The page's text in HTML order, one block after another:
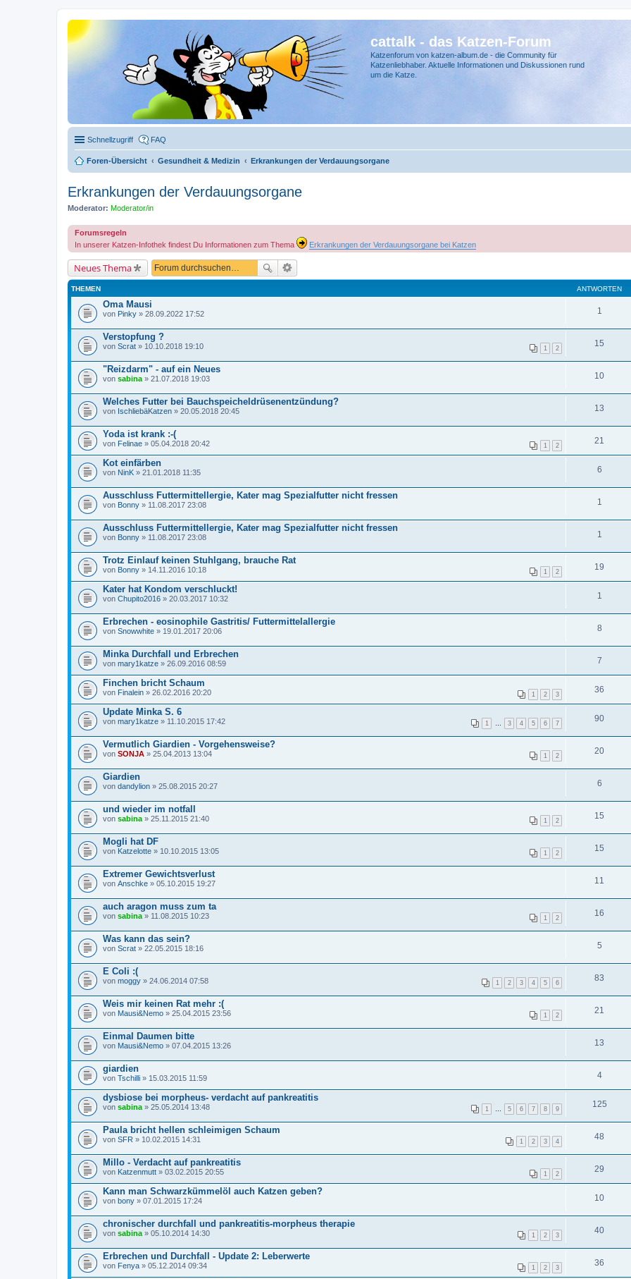
cattalk - das Katzen-Forum
Katzenforum von katzen-album.de - die Community für
Katzenliebhaber. Aktuelle Informationen und Diskussionen rund
um die Katze.
Schnellzugriff FAQ
Foren-Übersicht Gesundheit & Medizin Erkrankungen der Verdauungsorgane
Erkrankungen der Verdauungsorgane
Moderator: Moderator/in
Forumsregeln
In unserer Katzen-Infothek findest Du Informationen zum Thema
Erkrankungen der Verdauungsorgane bei Katzen
Neues Thema
THEMEN ANTWORTEN
Oma Mausi
von Pinky » 28.09.2022 17:52 1
Verstopfung ?
1 2
von Scrat » 10.10.2018 19:10 15
"Reizdarm" - auf ein Neues
von sabina » 21.07.2018 19:03 10
Welches Futter bei Bauchspeicheldrüsenentzündung?
von IschliebäKatzen » 20.05.2018 20:45 13
Yoda ist krank :-(
1 2
von Felinae » 05.04.2018 20:42 21
Kot einfärben
von NinK » 21.01.2018 11:35 6
Ausschluss Futtermittellergie, Kater mag Spezialfutter nicht fressen
von Bonny » 11.08.2017 23:08 1
Ausschluss Futtermittellergie, Kater mag Spezialfutter nicht fressen
von Bonny » 11.08.2017 23:08 1
Trotz Einlauf keinen Stuhlgang, brauche Rat
1 2
von Bonny » 14.11.2016 10:18 19
Kater hat Kondom verschluckt!
von Chupito2016 » 20.03.2017 10:32 1
Erbrechen - eosinophile Gastritis/ Futtermittelallergie
von Snowwhite » 19.01.2017 20:06 8
Minka Durchfall und Erbrechen
von mary1katze » 26.09.2016 08:59 7
Finchen bricht Schaum
1 2 3
von Finalein » 26.02.2016 20:20 36
Update Minka S. 6
1 3 4 5 6 7
von mary1katze » 11.10.2015 17:42 90
Vermutlich Giardien - Vorgehensweise?
1 2
von SONJA » 25.04.2013 13:04 20
Giardien
von dandylion » 25.08.2015 20:27 6
und wieder im notfall
1 2
von sabina » 25.11.2015 21:40 15
Mogli hat DF
1 2
von Katzelotte » 10.10.2015 13:05 15
Extremer Gewichtsverlust
von Anschke » 05.10.2015 19:27 11
auch aragon muss zum ta
1 2
von sabina » 11.08.2015 10:23 16
Was kann das sein?
von Scrat » 22.05.2015 18:16 5
E Coli :(
1 2 3 4 5 6
von moggy » 24.06.2014 07:58 83
Weis mir keinen Rat mehr :(
1 2
von Mausi&Nemo » 25.04.2015 23:56 21
Einmal Daumen bitte
von Mausi&Nemo » 07.04.2015 13:26 13
giardien
von Tschilli » 15.03.2015 11:59 4
dysbiose bei morpheus- verdacht auf pankreatitis
1 5 6 7 8 9
von sabina » 25.05.2014 13:48 125
Paula bricht hellen schleimigen Schaum
1 2 3 4
von SFR » 10.02.2015 14:31 48
Millo - Verdacht auf pankreatitis
1 2
von Katzenmutt » 03.02.2015 20:55 29
Kann man Schwarzkümmelöl auch Katzen geben?
von bony » 07.01.2015 17:24 10
chronischer durchfall und pankreatitis-morpheus therapie
1 2 3
von sabina » 05.10.2014 14:30 40
Erbrechen und Durchfall - Update 2: Leberwerte
1 2 3
von Fenya » 05.12.2014 09:34 36